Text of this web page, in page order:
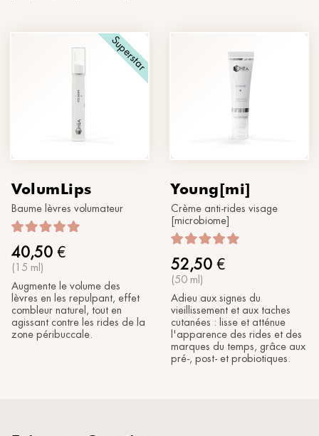
Superstar
VolumLips
Baume lèvres volumateur
40,50 €
(15 ml)
Augmente le volume des
lèvres en les repulpant, effet
combleur naturel, tout en
agissant contre les rides de la
zone péribuccale.
Young[mi]
Crème anti-rides visage
[microbiome]
52,50 €
(50 ml)
Adieu aux signes du
vieillissement et aux taches
cutanées : lisse et atténue
l'apparence des rides et des
marques du temps, grâce aux
pré-, post- et probiotiques.